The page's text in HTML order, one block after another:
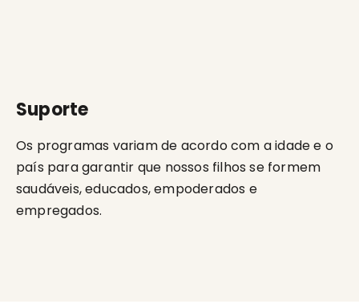
Suporte
Os programas variam de acordo com a idade e o
país para garantir que nossos filhos se formem
saudáveis, educados, empoderados e
empregados.